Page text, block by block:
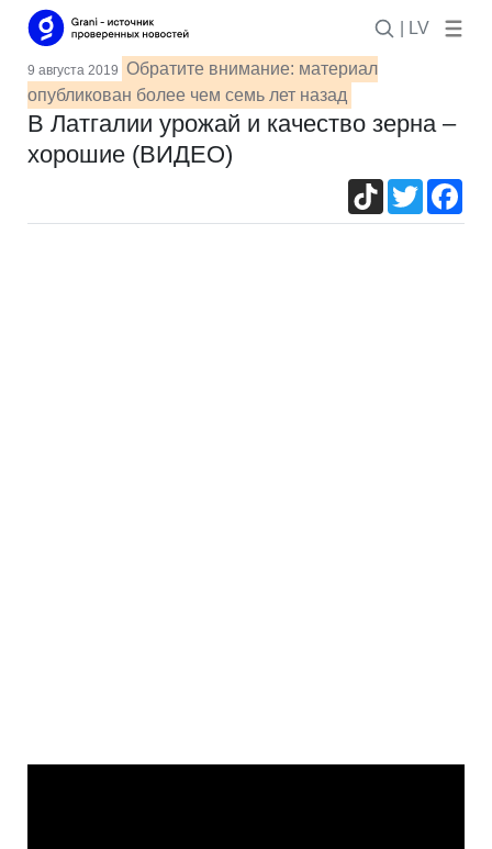
| LV
9 августа 2019 Обратите внимание: материал
опубликован более чем семь лет назад
В Латгалии урожай и качество зерна –
хорошие (ВИДЕО)
TikTokTwitter